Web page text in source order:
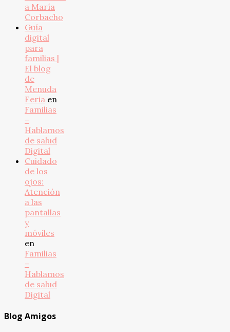
a María
Corbacho
Guía
digital
para
familias |
El blog
de
Menuda
Feria en
Familias
–
Hablamos
de salud
Digital
Cuidado
de los
ojos:
Atención
a las
pantallas
y
móviles
en
Familias
–
Hablamos
de salud
Digital
Blog Amigos